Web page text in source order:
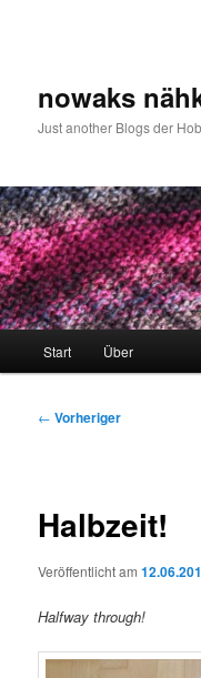
nowaks
Just another Blogs der
Start Über
Beitragsnavigation
← Vorheriger
Halbzeit!
Veröffentlicht am
Halfway through!